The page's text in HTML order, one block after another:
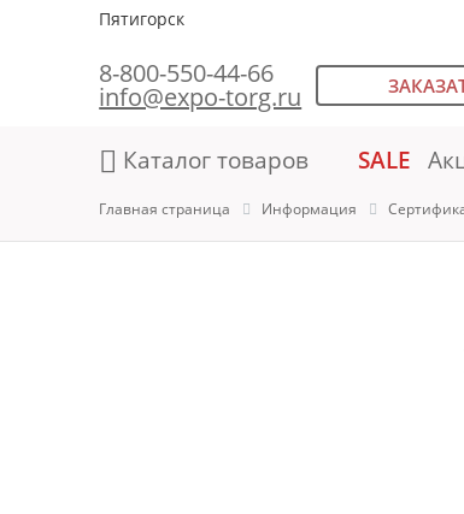
Пятигорск
8-800-550-44-66
info@expo-torg.ru
Каталог товаров SALE
Главная страница Информация